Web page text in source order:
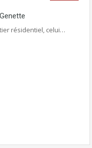
résidentiel, celui…